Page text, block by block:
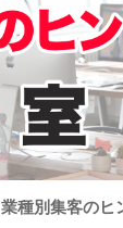
業種別集客のヒ